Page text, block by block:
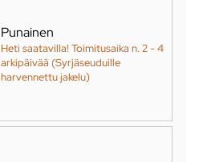
Punainen
Heti saatavilla! Toimitusaika n. 2 - 4
arkipäivää (Syrjäseuduille
harvennettu jakelu)